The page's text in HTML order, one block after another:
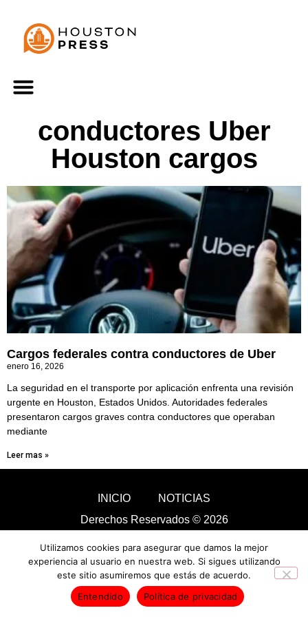
conductores Uber
Houston cargos
Cargos federales contra conductores de Uber
enero 16, 2026
La seguridad en el transporte por aplicación enfrenta una revisión
urgente en Houston, Estados Unidos. Autoridades federales
presentaron cargos graves contra conductores que operaban
mediante
Leer mas »
INICIO
NOTICIAS
Derechos Reservados © 2026
Utilizamos cookies para asegurar que damos la mejor
experiencia al usuario en nuestra web. Si sigues utilizando
este sitio asumiremos que estás de acuerdo.
Entendido
Política de privacidad